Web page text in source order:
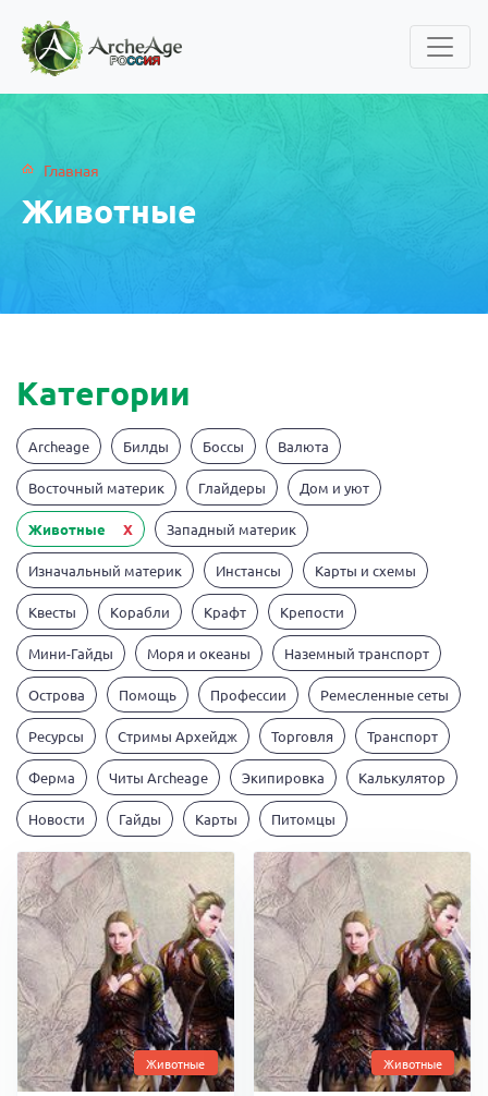
Главная
Животные
Категории
Archeage Билды Боссы Валюта
Восточный материк Глайдеры Дом и уют
Животные X Западный материк
Изначальный материк Инстансы Карты и схемы
Квесты Корабли Крафт Крепости
Мини-Гайды Моря и океаны Наземный транспорт
Острова Помощь Профессии Ремесленные сеты
Ресурсы Стримы Архейдж Торговля Транспорт
Ферма Читы Archeage Экипировка Калькулятор
Новости Гайды Карты Питомцы
Животные Животные